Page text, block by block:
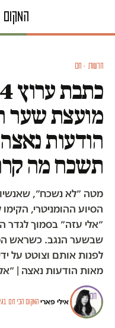
חדשות · חם
מועצת שער
הודעות
תשכח מה
מטה ״לא נשכח״,
הסיוע ההומניטרי,
״אלי עזה״ בסמוך לגדר
שבשער הנגב. כשראש
מאות הודעות נאצה |
אילי פארי·המקום הכי חם